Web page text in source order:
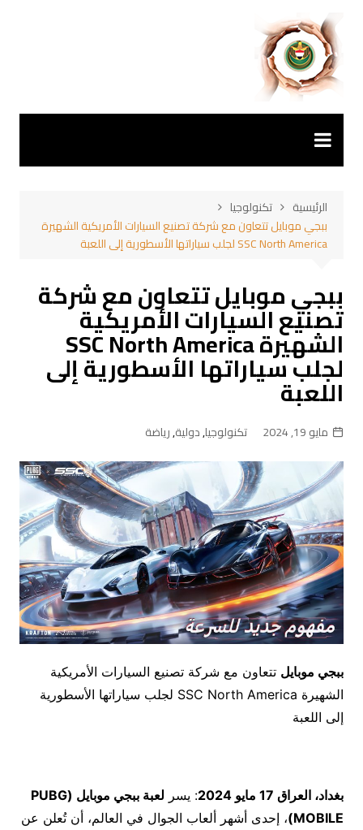
المحتوى
الرئيسية
تكنولوجيا
ببجي موبايل تتعاون مع شركة تصنيع السيارات الأمريكية الشهيرة
SSC North America لجلب سياراتها الأسطورية إلى اللعبة
ببجي موبايل تتعاون مع شركة
تصنيع السيارات الأمريكية
الشهيرة SSC North America
لجلب سياراتها الأسطورية إلى
اللعبة
مايو 19, 2024 تكنولوجيا,دولية,رياضة
ببجي موبايل تتعاون مع شركة تصنيع السيارات الأمريكية
الشهيرة SSC North America لجلب سياراتها الأسطورية
إلى اللعبة
بغداد، العراق 17 مايو 2024 : يسر لعبة ببجي موبايل (PUBG
MOBILE
)، إحدى أشهر ألعاب الجوال في العالم، أن تُعلن عن